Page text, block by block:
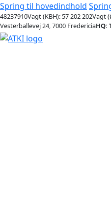
Spring til hovedindhold
48237910Vagt (KBH): 57 202 202Vagt
Vesterballevej 24, 7000 FredericiaHQ: